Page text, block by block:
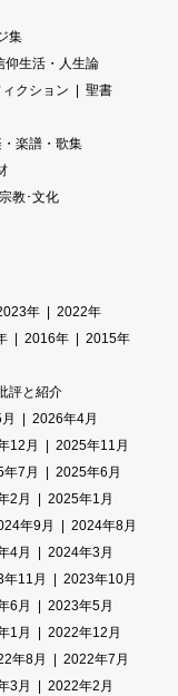
集
仰生活・人生論
クション
聖書
楽譜・歌集
教･文化
年
2022年
2016年
2015年
評と紹介
2026年4月
12月
2025年11月
年7月
2025年6月
2月
2025年1月
年9月
2024年8月
4月
2024年3月
年11月
2023年10月
6月
2023年5月
1月
2022年12月
年8月
2022年7月
3月
2022年2月